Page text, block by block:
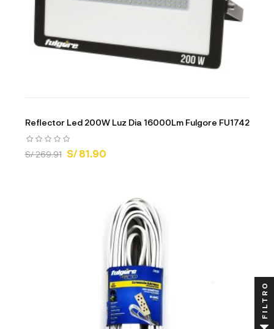
Reflector Led 200W Luz Dia 16000Lm Fulgore FU1742
S/ 269.91 S/ 81.90
FILTRO